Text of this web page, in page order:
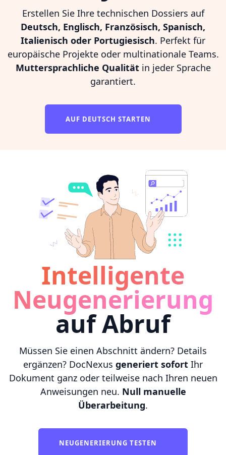
Erstellen Sie Ihre technischen Dossiers auf
Deutsch, Englisch, Französisch, Spanisch,
Italienisch oder Portugiesisch. Perfekt für
europäische Projekte oder multinationale Teams.
Muttersprachliche Qualitätin jeder Sprache
garantiert.
AUF DEUTSCH STARTEN
Intelligente
Neugenerierung
auf Abruf
Müssen Sie einen Abschnitt ändern? Details
ergänzen? DocNexus generiert sofort Ihr
Dokument ganz oder teilweise nach Ihren neuen
Anweisungen neu. Null manuelle
Überarbeitung.
NEUGENERIERUNG TESTEN